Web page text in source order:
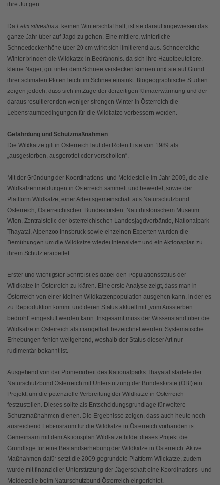
ihre Jungen.
Da Felis silvestris s. keinen Winterschlaf hält, ist sie darauf angewiesen das
ganze Jahr über auf Jagd zu gehen. Eine mittlere, winterliche
Schneedeckenhöhe über 20 cm wirkt sich limitierend aus. Schneereiche
Winter bringen die Wildkatze in Bedrängnis, da sich ihre Hauptbeutetiere,
kleine Nager, gut unter dem Schnee verstecken können und sie auf Grund
ihrer schmalen Pfoten leicht im Schnee einsinkt. Biogeographische Studien
zeigen jedoch, dass sich im Zuge der derzeitigen Klimaerwärmung und der
daraus resultierenden weniger strengen Winter in Österreich die
Lebensraumbedingungen für die Wildkatze verbessern werden.
Gefährdung und Schutzmaßnahmen
Die Wildkatze gilt in Österreich laut der Roten Liste von 1989 als
„ausgestorben, ausgerottet oder verschollen“.
Mit der Gründung der Koordinations- und Meldestelle im Jahr 2009, die alle
Wildkatzenmeldungen in Österreich sammelt und bewertet, sowie der
Plattform Wildkatze, einer Arbeitsgemeinschaft aus Naturschutzbund
Österreich, Österreichischen Bundesforsten, Naturhistorischem Museum
Wien, Zentralstelle der österreichischen Landesjagdverbände, Nationalpark
Thayatal, Alpenzoo Innsbruck sowie einzelnen Experten wurden die
Bemühungen um die Wildkatze wieder intensiviert und ein Aktionsplan zu
ihrem Schutz erarbeitet.
Erster und wichtigster Schritt ist es dabei den Populationsstatus der
Wildkatze in Österreich zu klären. Eine erste Analyse zeigt, dass man in
Österreich von einer kleinen Wildkatzenpopulation ausgehen kann, in der es
zu Reproduktion kommt und deren Status aktuell mit „vom Aussterben
bedroht“ eingestuft werden kann. Insgesamt muss der Wissenstand über die
Wildkatze in Österreich als mangelhaft bezeichnet werden. Systematische
Erhebungen fehlen weitgehend, weshalb der Status dieser Art nur
rudimentär bekannt ist.
Ausgehend von der Pionierarbeit des Nationalparks Thayatal startete der
Naturschutzbund Österreich mit Unterstützung der Bundesforste (ÖBf) ein
Projekt, um die potenzielle Verbreitung der Wildkatze in Österreich
festzustellen. Dieses sollte als Entscheidungsgrundlage für weitere
Schutzmaßnahmen dienen. Die Ergebnisse zeigen, dass auch heute noch
ausreichend Lebensraum für die Wildkatze in Österreich vorhanden ist.
Gemeinsam mit dem Aktionsplan Wildkatze bildet dieses Projekt die
Grundlage für eine Bestandserhebung der Wildkatze in Österreich. Aktive
Maßnahmen dafür setzt die 2009 gegründete Plattform Wildkatze, zudem
wurde mit finanzieller Unterstützung der Jägerschaft eine Koordinations- und
Meldestelle beim Naturschutzbund Österreich eingerichtet.